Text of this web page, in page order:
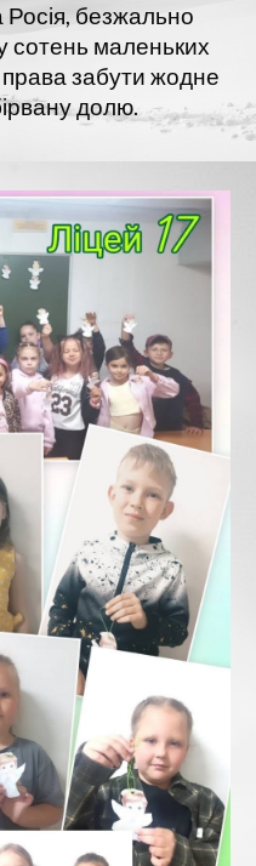
Росія, безжально
сотень маленьких
забути жодне
долю.